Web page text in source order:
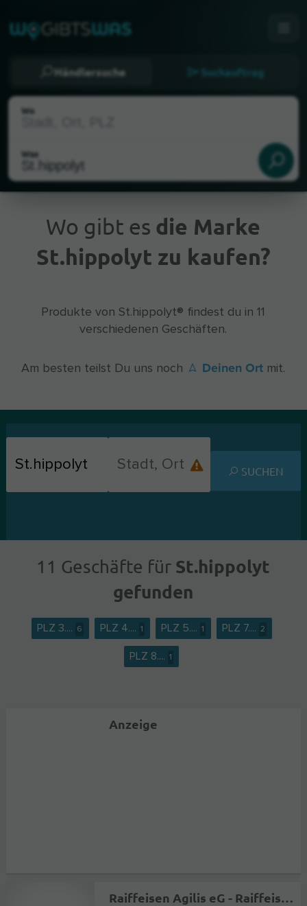
Händlersuche Suchauftrag
Wo
Was
Aktueller Standort
Wo gibt es die Marke
St.hippolyt zu kaufen?
Produkte von St.hippolyt® findest du in 11
verschiedenen Geschäften.
Am besten teilst Du uns noch Deinen Ort mit.
SUCHEN
11 Geschäfte für St.hippolyt
gefunden
PLZ 3.... 6 PLZ 4.... 1 PLZ 5.... 1 PLZ 7.... 2
PLZ 8.... 1
Anzeige
Raiffeisen Agilis eG - Raiffeisen-Markt Selm